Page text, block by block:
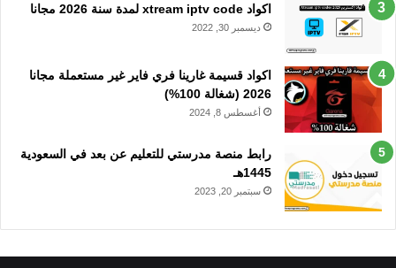
اكواد xtream iptv code لمدة سنة 2026 مجانا
ديسمبر 30, 2022
اكواد قسيمة غارينا فري فاير غير مستعملة مجانا
2026 (شغالة 100%)
أغسطس 8, 2024
رابط منصة مدرستي للتعليم عن بعد في السعودية
1445هـ
سبتمبر 20, 2023